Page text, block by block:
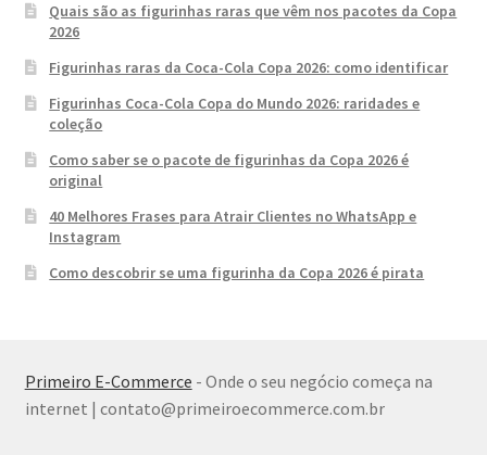
Quais são as figurinhas raras que vêm nos pacotes da Copa
2026
Figurinhas raras da Coca-Cola Copa 2026: como identificar
Figurinhas Coca-Cola Copa do Mundo 2026: raridades e
coleção
Como saber se o pacote de figurinhas da Copa 2026 é
original
40 Melhores Frases para Atrair Clientes no WhatsApp e
Instagram
Como descobrir se uma figurinha da Copa 2026 é pirata
Primeiro E-Commerce - Onde o seu negócio começa na
internet | contato@primeiroecommerce.com.br